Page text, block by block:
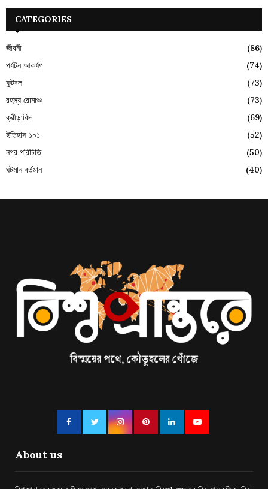
CATEGORIES
জীবনী
(86)
পর্যটন আকর্ষণ
(74)
ফুটবল
(73)
রহস্য রোমাঞ্চ
(73)
ক্রীড়াবিদ
(69)
ইতিহাস ১০১
(52)
নগর পরিচিতি
(50)
ঘটমান বর্তমান
(40)
About us